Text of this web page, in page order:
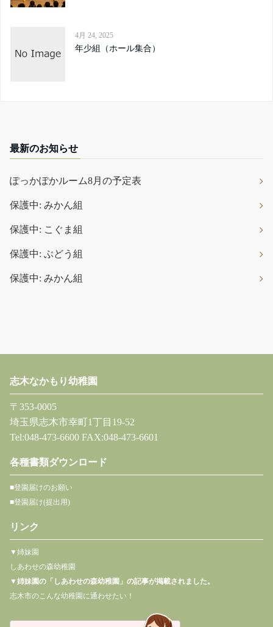
4月 24, 2025
年少組（ホール集合）
最新のお知らせ
ぽっかぽかルーム8月の予定表
保護中: みかん組
保護中: こぐま組
保護中: ぶどう組
保護中: みかん組
志木なかもり幼稚園
〒353-0005
埼玉県志木市幸町1丁目19-52
Tel:048-473-6600 FAX:048-473-6601
各種書類ダウンロード
■登園届けのお願い
■登園届け(提出用)
リンク
▼姉妹園
しあわせの森幼稚園
▼姉妹園の「しあわせの森幼稚園」の記事が掲載されました。
志木市のこんな幼稚園に通わせたい！